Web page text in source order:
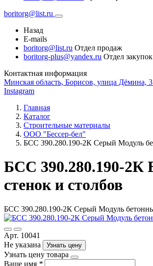
boritorg@list.ru
Назад
E-mails
boritorg@list.ru Отдел продаж
boritorg-plus@yandex.ru Отдел закупок
Контактная информация
Минская область, Борисов, улица Дёмина,
Instagram
Главная
Каталог
Строительные материалы
ООО "Бессер-бел"
БСС 390.280.190-2К Серый Модуль
БСС 390.280.190-2К
стенок и столбов
БСС 390.280.190-2К Серый Модуль
Арт. 10041
Не указана
Узнать цену
Узнать цену товара
Ваше имя *